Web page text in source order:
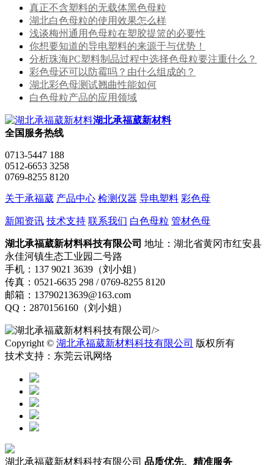
真正不含塑料的无载体黑色母粒
湖北白色母粒的使用效果怎么样
浅谈梅州通用色母粒在塑胶提篮的必要性
你想要知道的导电塑料的来源于与优势！
分析珠海PC塑料制品过程中选择色母粒要注重什么？
彩色母还可以防霉吗？由什么组成的？
湖北彩色母测试翘曲性能如何
白色母粒产品的应用领域
湖北承福葳新材料
全国服务热线
0713-5447 188
0512-6653 3258
0769-8255 8120
关于承福葳 产品中心 检测仪器 导电塑料 彩色母
新闻资讯 技术支持 联系我们 白色母粒 管材色母
湖北承福葳新材料科技有限公司 地址：湖北省黄冈市红安县
永佳河镇生态工业园二号路
手机：137 9021 3639（刘小姐）
传真：0521-6635 298 / 0769-8255 8120
邮箱：13790213639@163.com
QQ：2870156160（刘小姐）
/>
Copyright © 湖北承福葳新材料科技有限公司 版权所有
技术支持：东莞云讯网络
湖北承福葳新材料科技有限公司 品质优先、精准服务